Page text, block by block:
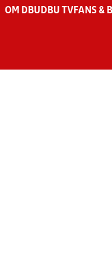
OM DBU DBU TV FANS &